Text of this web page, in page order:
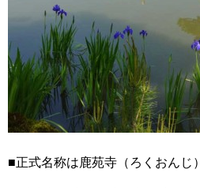
■正式名称は鹿苑寺（ろくおんじ）